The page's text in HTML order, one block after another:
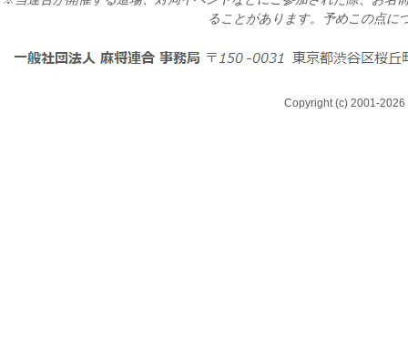
ることがあります。予めこの点に
Copyright (c) 2001-